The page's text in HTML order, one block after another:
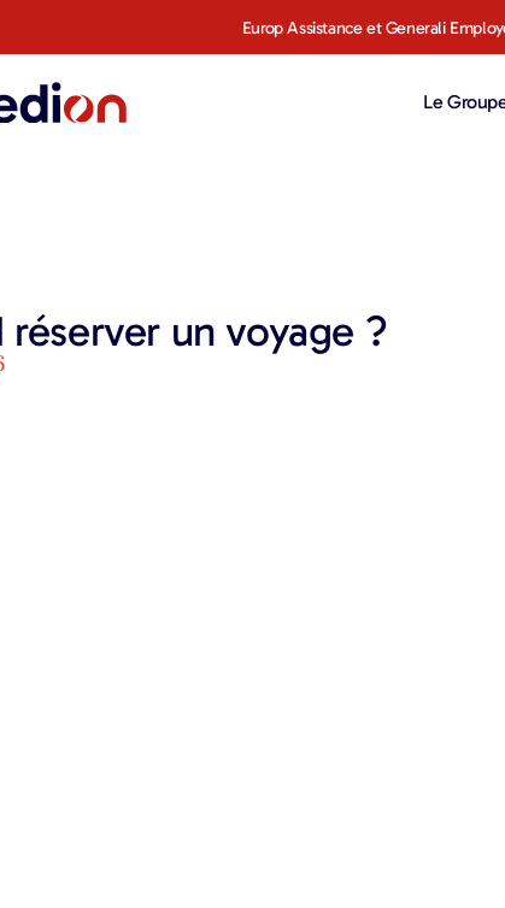
Europ Assistance et Generali
Le
réserver un voyage ?